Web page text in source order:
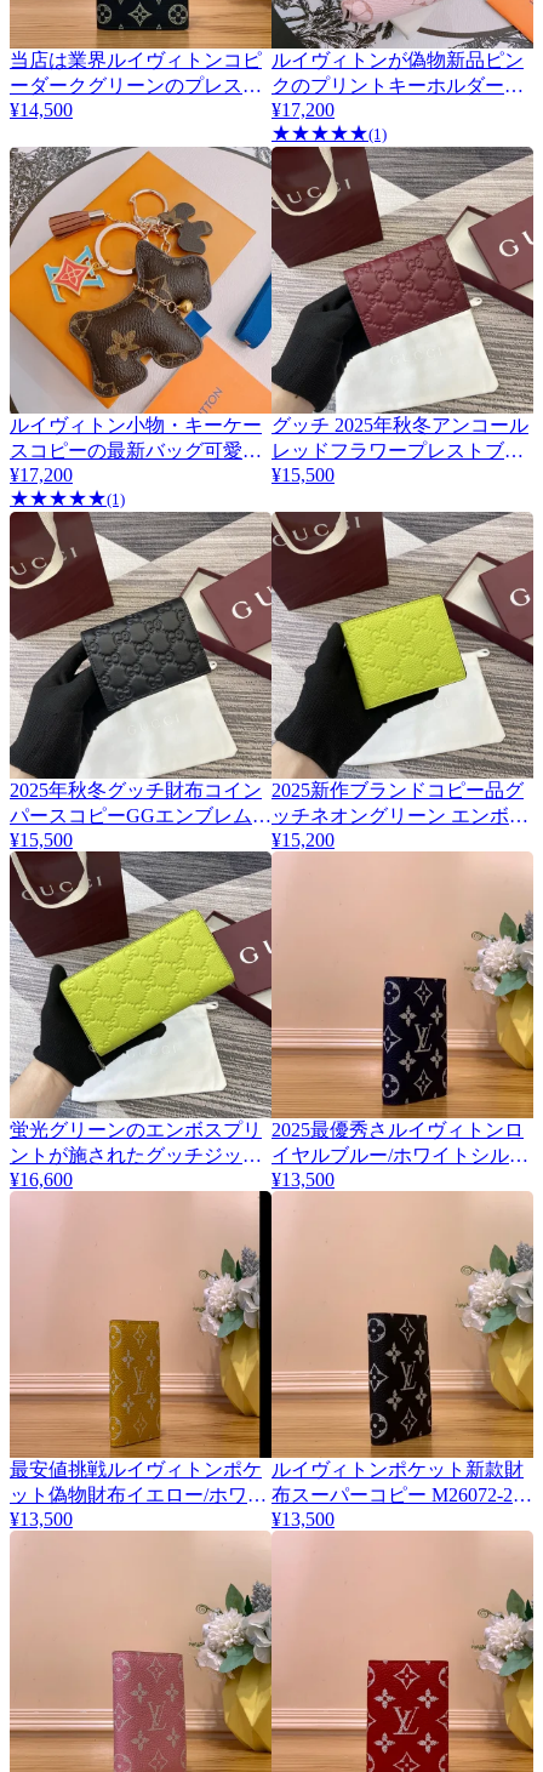
当店は業界ルイヴィトンコピ
ーダークグリーンのプレス加
工マネー信頼されており財布
¥14,500
ルイヴィトンが偽物新品ピン
クのプリントキーホルダーを
発売 424393
¥17,200
★★★★★(1)
ルイヴィトン小物・キーケー
スコピーの最新バッグ可愛い
チャームシリーズ 424395
¥17,200
★★★★★(1)
グッチ 2025年秋冬アンコール
レッドフラワープレストブラ
ンド財布品質と安心 847208
¥15,500
2025年秋冬グッチ財布コイン
パースコピーGGエンブレムコ
レクション 847207
¥15,500
2025新作ブランドコピー品グ
ッチネオングリーン エンボス
加工 二つ折り財布 835001
¥15,200
蛍光グリーンのエンボスプリ
ントが施されたグッチジップ
アラウンド長財布コピー
¥16,600
2025最優秀さルイヴィトンロ
イヤルブルー/ホワイトシルク
ポケット財布 M26072-4
¥13,500
最安値挑戦ルイヴィトンポケ
ット偽物財布イエロー/ホワイ
ト シルクスクリーン M26072-
¥13,500
ルイヴィトンポケット新款財
布スーパーコピー M26072-2信
頼が できる老舗
¥13,500